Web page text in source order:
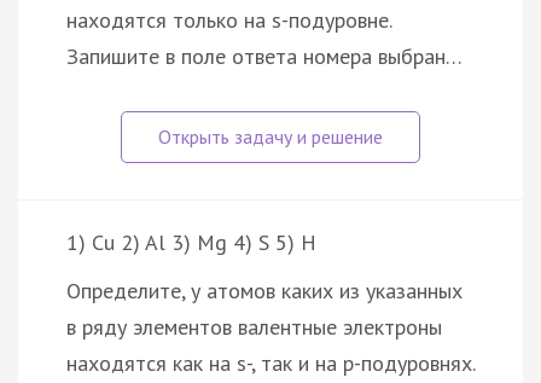
находятся только на s-подуровне.
Запишите в поле ответа номера выбран…
1) Cu 2) Al 3) Mg 4) S 5) H
Определите, у атомов каких из указанных
в ряду элементов валентные электроны
находятся как на s-, так и на p-подуровнях.